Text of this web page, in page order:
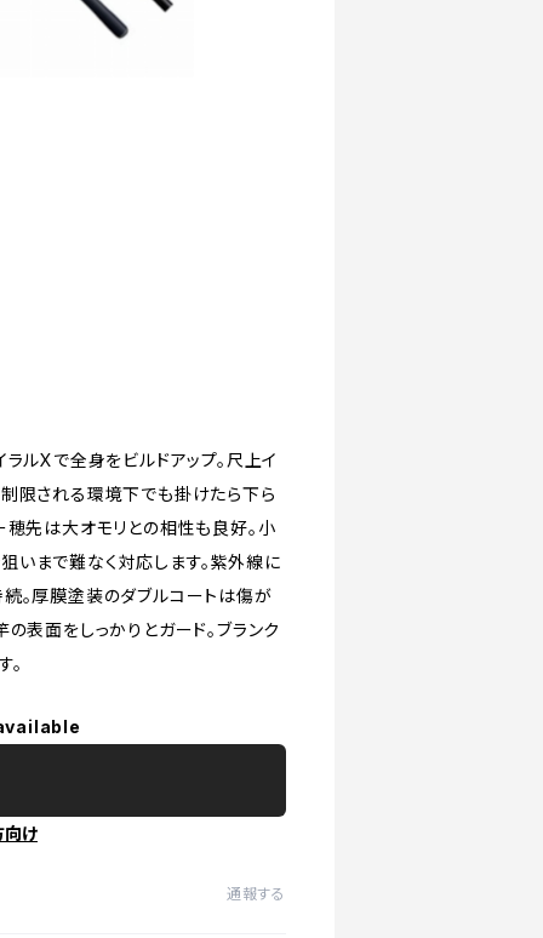
ルXで全身をビルドアップ。尺上イ
限される環境下でも掛けたら下ら
穂先は大オモリとの相性も良好。小
いまで難なく対応します。紫外線に
。厚膜塗装のダブルコートは傷が
表面をしっかりとガード。ブランク
向け
通報する